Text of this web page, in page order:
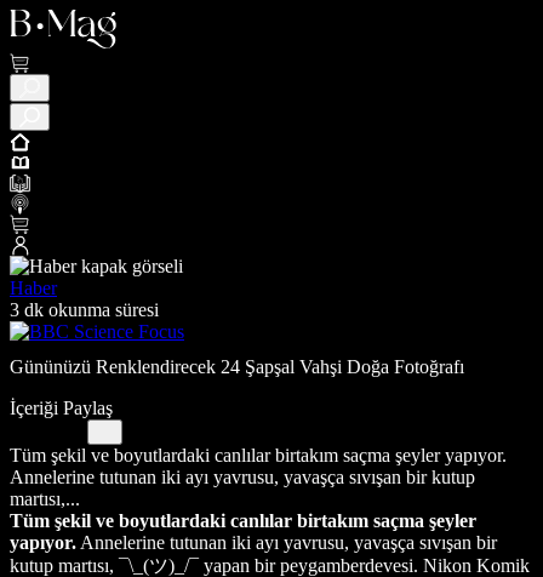
Haber
3 dk okunma süresi
Gününüzü Renklendirecek 24 Şapşal Vahşi Doğa Fotoğrafı
İçeriği Paylaş
Tüm şekil ve boyutlardaki canlılar birtakım saçma şeyler yapıyor.
Annelerine tutunan iki ayı yavrusu, yavaşça sıvışan bir kutup
martısı,...
Tüm şekil ve boyutlardaki canlılar birtakım saçma şeyler
yapıyor. Annelerine tutunan iki ayı yavrusu, yavaşça sıvışan bir
kutup martısı, ¯\_(ツ)_/¯ yapan bir peygamberdevesi. Nikon Komik